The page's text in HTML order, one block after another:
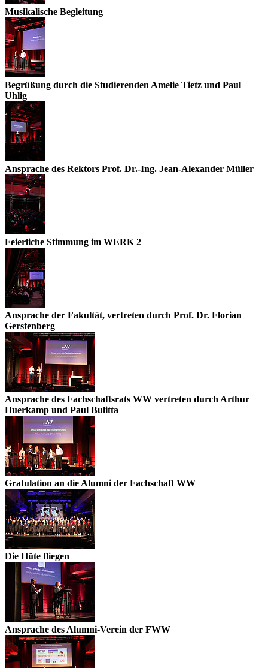
Musikalische Begleitung
Begrüßung durch die Studierenden Amelie Tietz und Paul
Uhlig
Ansprache des Rektors Prof. Dr.-Ing. Jean-Alexander Müller
Feierliche Stimmung im WERK 2
Ansprache der Fakultät, vertreten durch Prof. Dr. Florian
Gerstenberg
Ansprache des Fachschaftsrats WW vertreten durch Arthur
Huerkamp und Paul Bulitta
Gratulation an die Alumni der Fachschaft WW
Die Hüte fliegen
Ansprache des Alumni-Verein der FWW